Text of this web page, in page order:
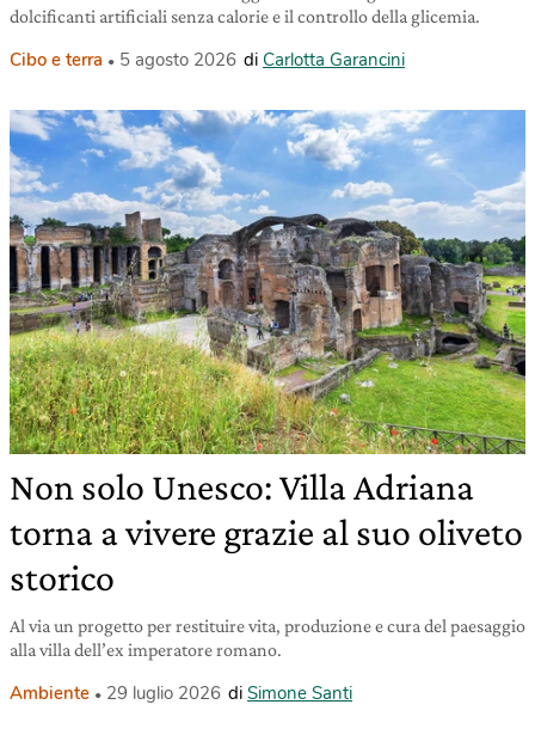
dolcificanti artificiali senza calorie e il controllo della glicemia.
Cibo e terra 5 agosto 2026 di Carlotta Garancini
Non solo Unesco: Villa Adriana
torna a vivere grazie al suo oliveto
storico
Al via un progetto per restituire vita, produzione e cura del paesaggio
alla villa dell’ex imperatore romano.
Ambiente 29 luglio 2026 di Simone Santi